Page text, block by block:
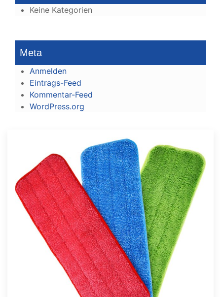
Keine Kategorien
Meta
Anmelden
Eintrags-Feed
Kommentar-Feed
WordPress.org